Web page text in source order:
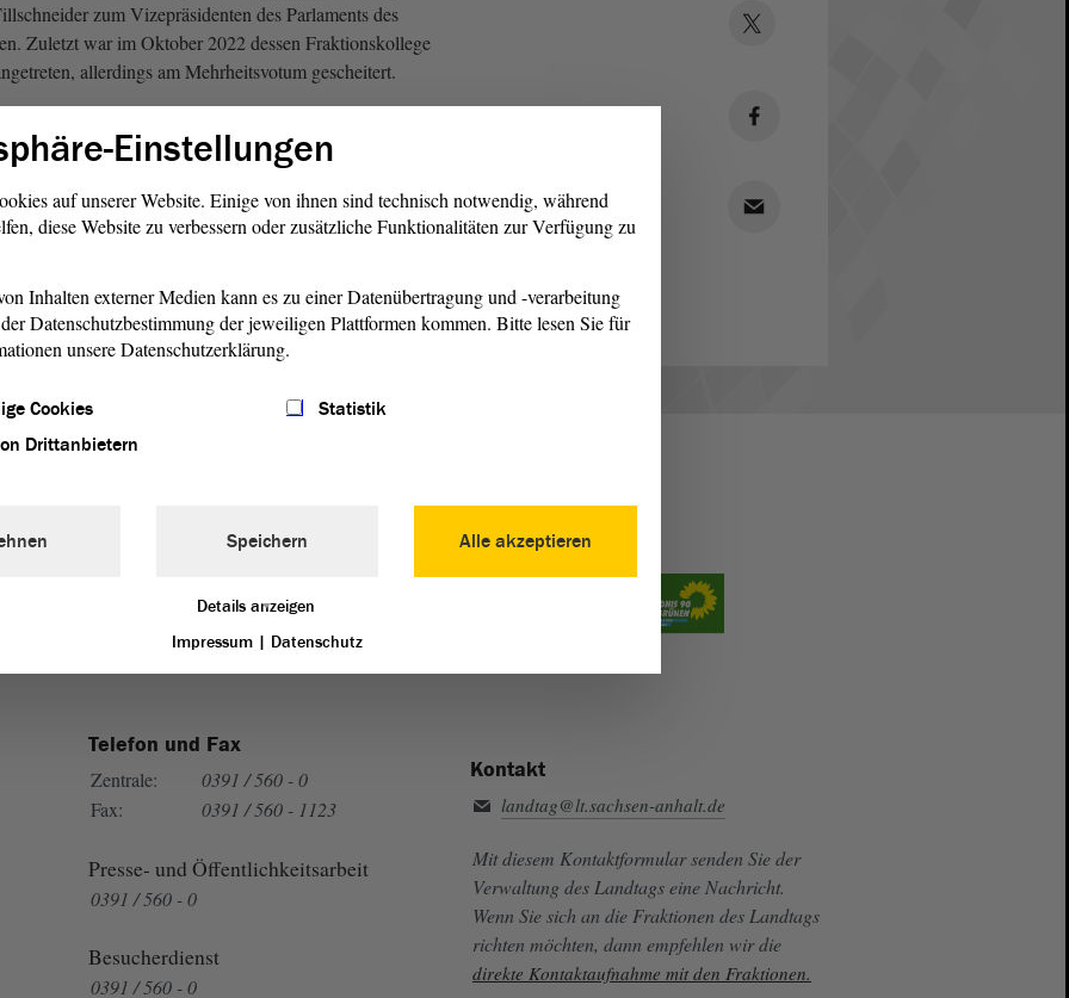
zum Vizepräsidenten des Parlaments des
Zuletzt war im Oktober 2022 dessen Fraktionskollege
allerdings am Mehrheitsvotum gescheitert.
auch die Fraktionskollegen Matthias Büttner (Staßfurt),
das erforderlicheQuorum nicht erreichen. Er scheiterte
gegen 21 Ja-Stimmen und einer Enthaltung.
(PDF)
von Sachsen-Anhalt vertreten:
Telefon und Fax
Zentrale:
0391 / 560 - 0
Fax:
0391 / 560 - 1123
Presse- und Öffentlichkeitsarbeit
0391 / 560 - 0
Besucherdienst
0391 / 560 - 0
Kontakt
landtag@lt.sachsen-anhalt.de
Mit diesem Kontaktformular senden Sie der
Verwaltung des Landtags eine Nachricht.
Wenn Sie sich an die Fraktionen des Landtags
richten möchten, dann empfehlen wir die
direkte Kontaktaufnahme mit den Fraktionen.
Einstellungen
auf unserer Website. Einige von ihnen sind technisch notwendig, während
diese Website zu verbessern oder zusätzliche Funktionalitäten zur Verfügung zu
Inhalten externer Medien kann es zu einer Datenübertragung und -verarbeitung
Datenschutzbestimmung der jeweiligen Plattformen kommen. Bitte lesen Sie für
unsere Datenschutzerklärung.
Cookies
Statistik
Drittanbietern
Alle akzeptieren
Speichern
Details anzeigen
Impressum | Datenschutz